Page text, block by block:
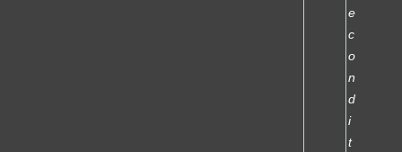
e
c
o
n
d
i
t